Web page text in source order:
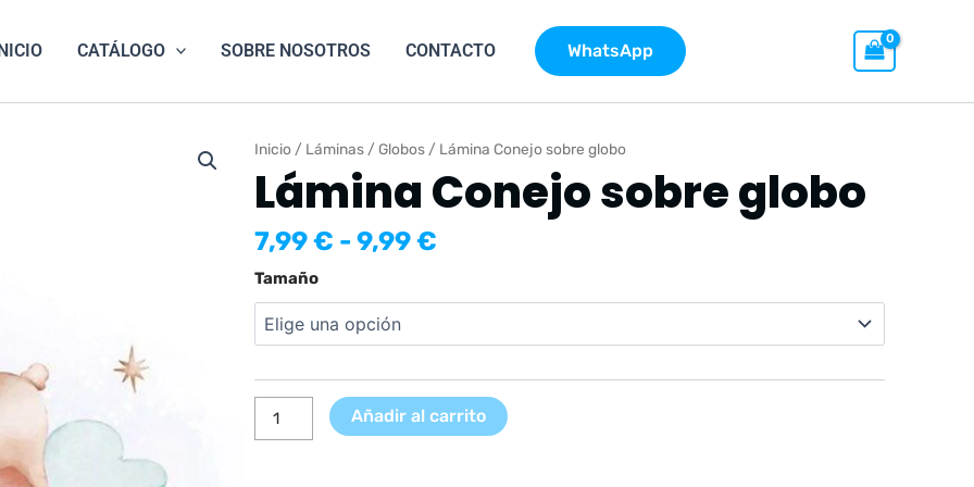
CATÁLOGO SOBRE NOSOTROS CONTACTO WhatsApp
Inicio / Láminas / Globos / Lámina Conejo sobre globo
Lámina Conejo sobre globo
7,99€ -9,99€
precios:
7,99 €
hasta
9,99 €
Tamaño
Lámina
Conejo
sobre
cantidad
Añadir al carrito